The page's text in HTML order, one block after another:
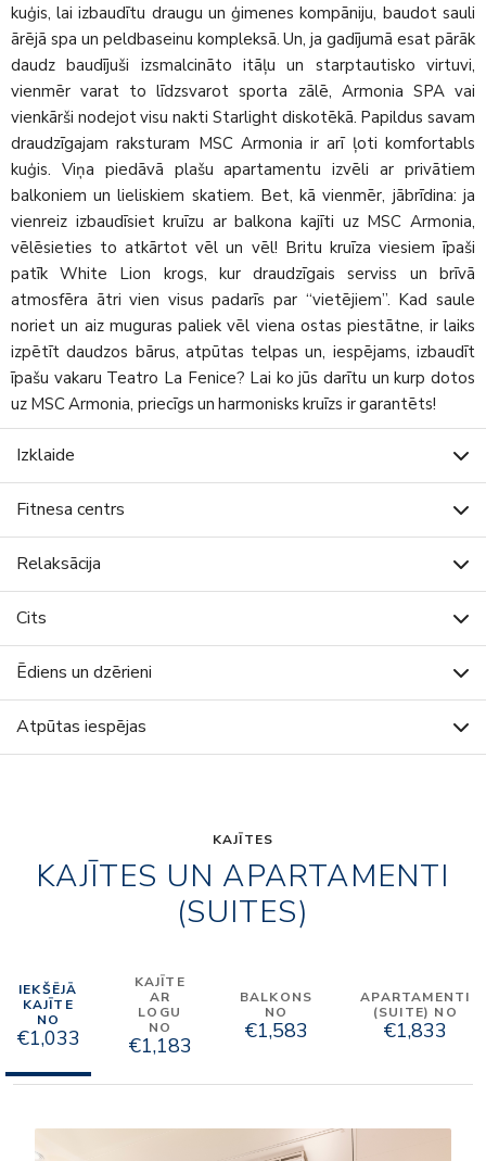
kuģis, lai izbaudītu draugu un ģimenes kompāniju, baudot sauli
ārējā spa un peldbaseinu kompleksā. Un, ja gadījumā esat pārāk
daudz baudījuši izsmalcināto itāļu un starptautisko virtuvi,
vienmēr varat to līdzsvarot sporta zālē, Armonia SPA vai
vienkārši nodejot visu nakti Starlight diskotēkā. Papildus savam
draudzīgajam raksturam MSC Armonia ir arī ļoti komfortabls
kuģis. Viņa piedāvā plašu apartamentu izvēli ar privātiem
balkoniem un lieliskiem skatiem. Bet, kā vienmēr, jābrīdina: ja
vienreiz izbaudīsiet kruīzu ar balkona kajīti uz MSC Armonia,
vēlēsieties to atkārtot vēl un vēl! Britu kruīza viesiem īpaši
patīk White Lion krogs, kur draudzīgais serviss un brīvā
atmosfēra ātri vien visus padarīs par “vietējiem”. Kad saule
noriet un aiz muguras paliek vēl viena ostas piestātne, ir laiks
izpētīt daudzos bārus, atpūtas telpas un, iespējams, izbaudīt
īpašu vakaru Teatro La Fenice? Lai ko jūs darītu un kurp dotos
uz MSC Armonia, priecīgs un harmonisks kruīzs ir garantēts!
Izklaide
Fitnesa centrs
Relaksācija
Cits
Ēdiens un dzērieni
Atpūtas iespējas
KAJĪTES
KAJĪTES UN APARTAMENTI
(SUITES)
IEKŠĒJĀ
KAJĪTE
NO
€1,033
KAJĪTE
AR
LOGU
NO
€1,183
BALKONS
NO
€1,583
APARTAMENTI
(SUITE) NO
€1,833